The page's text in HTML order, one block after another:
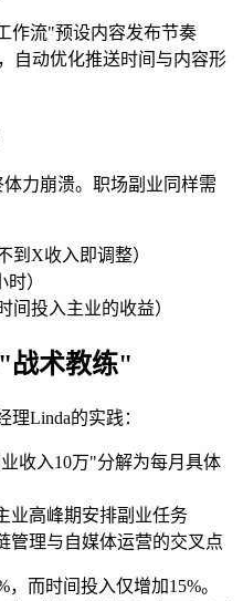
作流"预设内容发布节奏
自动优化推送时间与内容形
力崩溃。职场副业同样需
到X收入即调整）
）
间投入主业的收益）
战术教练"
理Linda的实践：
收入10万"分解为每月具体
业高峰期安排副业任务
管理与自媒体运营的交叉点
而时间投入仅增加15%。